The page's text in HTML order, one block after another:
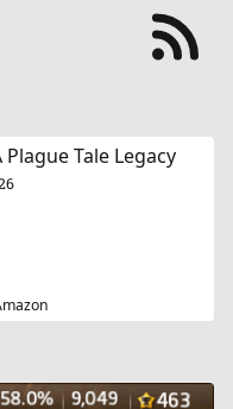
Plague Tale Legacy